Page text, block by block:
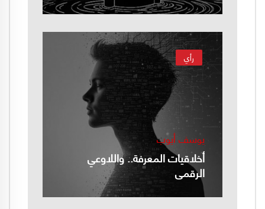
رأي
يوسف أيوب
أخلاقيات المعرفة.. واللاوعي
الرقمي